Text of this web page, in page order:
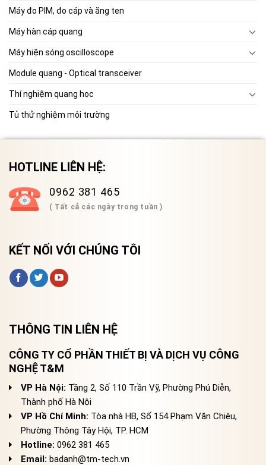
Máy đo PIM, đo cáp và ăng ten
Máy hàn cáp quang
Máy hiện sóng oscilloscope
Module quang - Optical transceiver
Thí nghiệm quang học
Tủ thử nghiệm môi trường
HOTLINE LIÊN HỆ:
0962 381 465
( Tất cả các ngày trong tuần )
KẾT NỐI VỚI CHÚNG TÔI
THÔNG TIN LIÊN HỆ
CÔNG TY CỔ PHẦN THIẾT BỊ VÀ DỊCH VỤ CÔNG
NGHỆ T&M
VP Hà Nội: Tầng 2, Số 110 Trần Vỹ, Phường Phú Diễn,
Thành phố Hà Nội
VP Hồ Chí Minh: Tòa nhà HB, Số 154 Phạm Văn Chiêu,
Phường Thông Tây Hội, TP. HCM
Hotline: 0962 381 465
Email: badanh@tm-tech.vn